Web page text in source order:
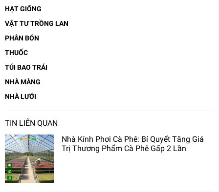
HẠT GIỐNG
VẬT TƯ TRỒNG LAN
PHÂN BÓN
THUỐC
TÚI BAO TRÁI
NHÀ MÀNG
NHÀ LƯỚI
TIN LIÊN QUAN
Nhà Kính Phơi Cà Phê: Bí Quyết Tăng Giá
Trị Thương Phẩm Cà Phê Gấp 2 Lần